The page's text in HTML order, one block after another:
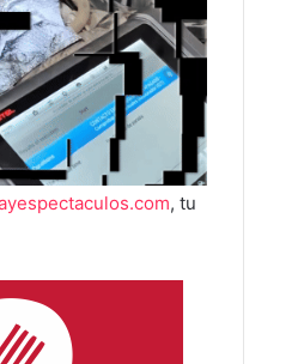
, tu